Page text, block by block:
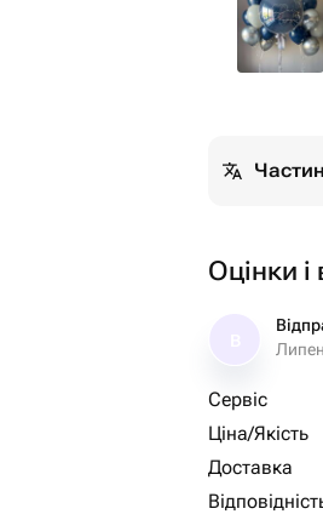
Оцінки і
Сервіс
Ціна/Якість
Доставка